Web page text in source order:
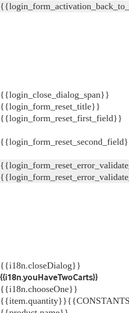
{{login_close_dialog_span}}
{{login_form_reset_title}}
{{login_form_reset_first_field}}
{{i18n.closeDialog}}
{{i18n.youHaveTwoCarts}}
{{i18n.chooseOne}}